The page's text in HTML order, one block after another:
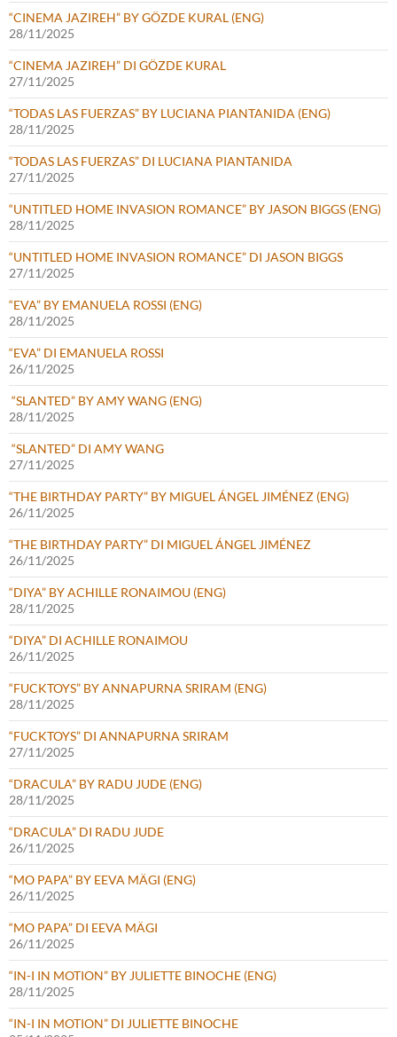
“CINEMA JAZIREH” BY GÖZDE KURAL (ENG)
28/11/2025
“CINEMA JAZIREH” DI GÖZDE KURAL
27/11/2025
“TODAS LAS FUERZAS” BY LUCIANA PIANTANIDA (ENG)
28/11/2025
“TODAS LAS FUERZAS” DI LUCIANA PIANTANIDA
27/11/2025
“UNTITLED HOME INVASION ROMANCE” BY JASON BIGGS (ENG)
28/11/2025
“UNTITLED HOME INVASION ROMANCE” DI JASON BIGGS
27/11/2025
“EVA” BY EMANUELA ROSSI (ENG)
28/11/2025
“EVA” DI EMANUELA ROSSI
26/11/2025
“SLANTED” BY AMY WANG (ENG)
28/11/2025
“SLANTED” DI AMY WANG
27/11/2025
“THE BIRTHDAY PARTY” BY MIGUEL ÁNGEL JIMÉNEZ (ENG)
26/11/2025
“THE BIRTHDAY PARTY” DI MIGUEL ÁNGEL JIMÉNEZ
26/11/2025
“DIYA” BY ACHILLE RONAIMOU (ENG)
28/11/2025
“DIYA” DI ACHILLE RONAIMOU
26/11/2025
“FUCKTOYS” BY ANNAPURNA SRIRAM (ENG)
28/11/2025
“FUCKTOYS” DI ANNAPURNA SRIRAM
27/11/2025
“DRACULA” BY RADU JUDE (ENG)
28/11/2025
“DRACULA” DI RADU JUDE
26/11/2025
“MO PAPA” BY EEVA MÄGI (ENG)
26/11/2025
“MO PAPA” DI EEVA MÄGI
26/11/2025
“IN-I IN MOTION” BY JULIETTE BINOCHE (ENG)
28/11/2025
“IN-I IN MOTION” DI JULIETTE BINOCHE